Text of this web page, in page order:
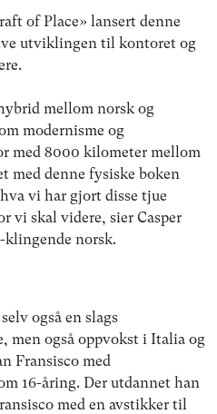
of Place» lansert denne
utviklingen til kontoret og
mellom norsk og
modernisme og
med 8000 kilometer mellom
med denne fysiske boken
vi har gjort disse tjue
vi skal videre, sier Casper
klingende norsk.
også en slags
men også oppvokst i Italia og
Fransisco med
16-åring. Der utdannet han
med en avstikker til